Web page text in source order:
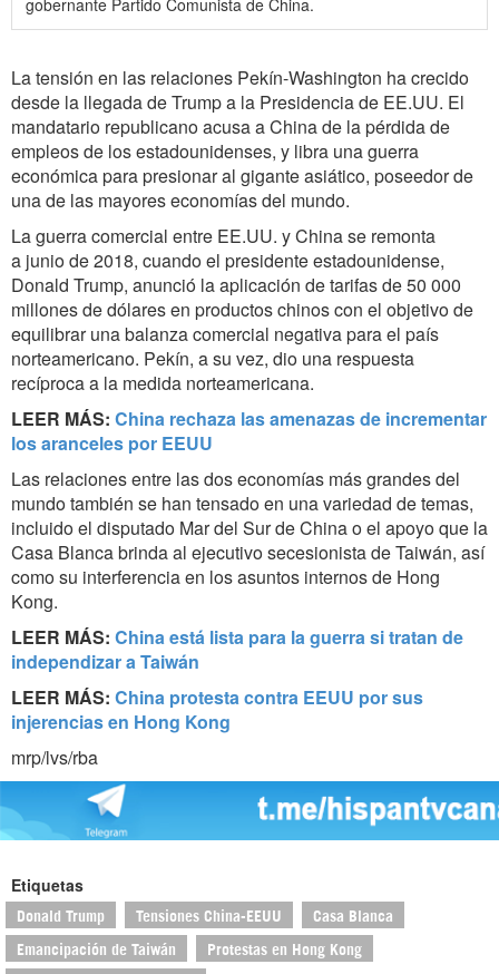
gobernante Partido Comunista de China.
La tensión en las relaciones Pekín-Washington ha crecido
desde la llegada de Trump a la Presidencia de EE.UU. El
mandatario republicano acusa a China de la pérdida de
empleos de los estadounidenses, y libra una guerra
económica para presionar al gigante asiático, poseedor de
una de las mayores economías del mundo.
La guerra comercial entre EE.UU. y China se remonta
a junio de 2018, cuando el presidente estadounidense,
Donald Trump, anunció la aplicación de tarifas de 50 000
millones de dólares en productos chinos con el objetivo de
equilibrar una balanza comercial negativa para el país
norteamericano. Pekín, a su vez, dio una respuesta
recíproca a la medida norteamericana.
LEER MÁS: China rechaza las amenazas de incrementar
los aranceles por EEUU
Las relaciones entre las dos economías más grandes del
mundo también se han tensado en una variedad de temas,
incluido el disputado Mar del Sur de China o el apoyo que la
Casa Blanca brinda al ejecutivo secesionista de Taiwán, así
como su interferencia en los asuntos internos de Hong
Kong.
LEER MÁS: China está lista para la guerra si tratan de
independizar a Taiwán
LEER MÁS: China protesta contra EEUU por sus
injerencias en Hong Kong
mrp/lvs/rba
Etiquetas
Donald Trump Tensiones China-EEUU Casa Blanca
Emancipación de Taiwán Protestas en Hong Kong